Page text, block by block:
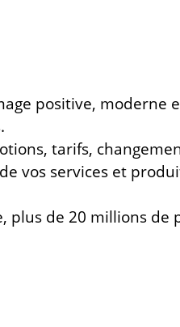
positive, moderne
tarifs,
vos services et
plus de 20 millions de